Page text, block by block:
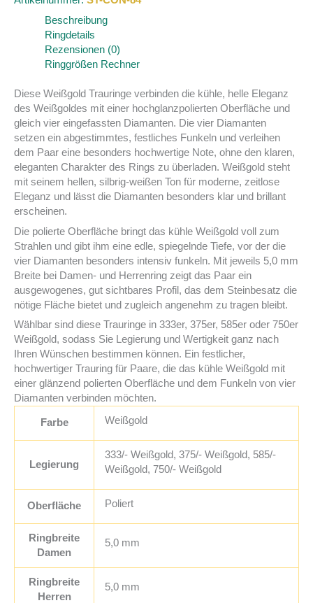
Beschreibung
Ringdetails
Rezensionen (0)
Ringgrößen Rechner
Diese Weißgold Trauringe verbinden die kühle, helle Eleganz
des Weißgoldes mit einer hochglanzpolierten Oberfläche und
gleich vier eingefassten Diamanten. Die vier Diamanten
setzen ein abgestimmtes, festliches Funkeln und verleihen
dem Paar eine besonders hochwertige Note, ohne den klaren,
eleganten Charakter des Rings zu überladen. Weißgold steht
mit seinem hellen, silbrig-weißen Ton für moderne, zeitlose
Eleganz und lässt die Diamanten besonders klar und brillant
erscheinen.
Die polierte Oberfläche bringt das kühle Weißgold voll zum
Strahlen und gibt ihm eine edle, spiegelnde Tiefe, vor der die
vier Diamanten besonders intensiv funkeln. Mit jeweils 5,0 mm
Breite bei Damen- und Herrenring zeigt das Paar ein
ausgewogenes, gut sichtbares Profil, das dem Steinbesatz die
nötige Fläche bietet und zugleich angenehm zu tragen bleibt.
Wählbar sind diese Trauringe in 333er, 375er, 585er oder 750er
Weißgold, sodass Sie Legierung und Wertigkeit ganz nach
Ihren Wünschen bestimmen können. Ein festlicher,
hochwertiger Trauring für Paare, die das kühle Weißgold mit
einer glänzend polierten Oberfläche und dem Funkeln von vier
Diamanten verbinden möchten.
Farbe Weißgold
Legierung
333/- Weißgold, 375/- Weißgold, 585/-
Weißgold, 750/- Weißgold
Oberfläche Poliert
Ringbreite
Damen
5,0 mm
Ringbreite
Herren
5,0 mm